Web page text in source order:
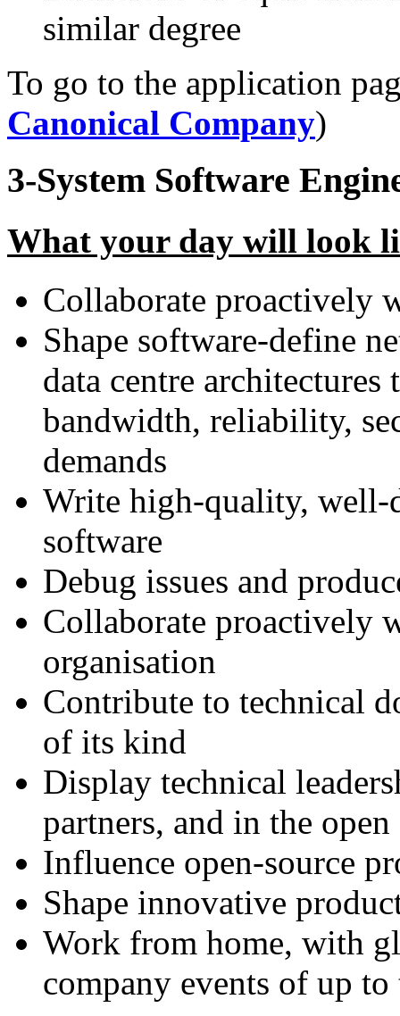
similar degree
To go to the application
Canonical Company)
3-System Software
What your day will look
Collaborate proactively
Shape software-define
data centre architectures
bandwidth, reliability,
demands
Write high-quality, well-
software
Debug issues and
Collaborate proactively
organisation
Contribute to technical
of its kind
Display technical
partners, and in the
Influence open-source
Shape innovative
Work from home, with
company events of up